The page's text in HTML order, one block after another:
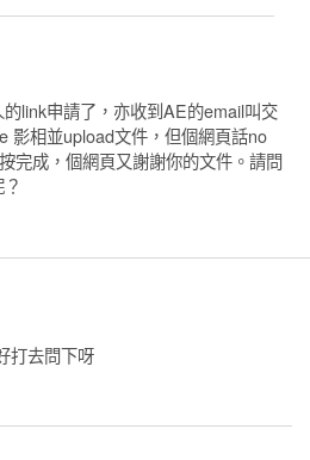
link申請了，亦收到AE的email叫交
影相並upload文件，但個網頁話no
完成，個網頁又謝謝你的文件。請問
打去問下呀